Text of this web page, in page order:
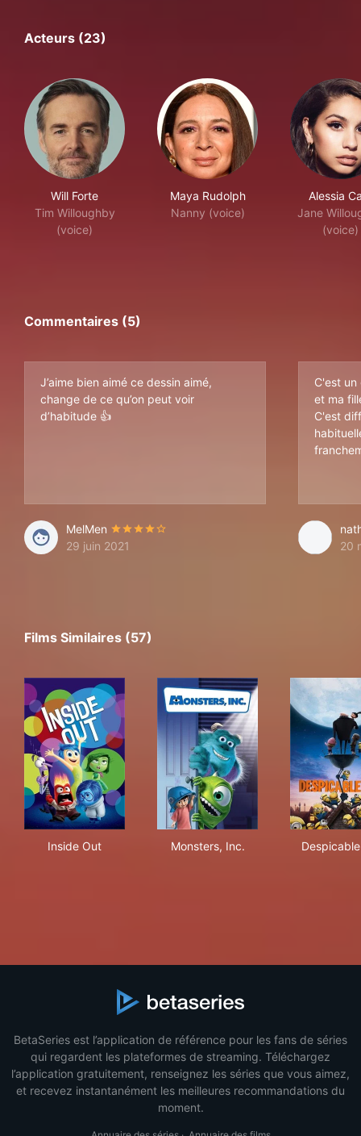
Acteurs (23)
Will Forte
Tim Willoughby
(voice)
Maya Rudolph
Nanny (voice)
Alessia
Jane
(voice)
Commentaires (5)
J’aime bien aimé ce dessin aimé,
change de ce qu’on peut voir
d’habitude 👍
MelMen
29 juin 2021
C'est un
et ma
C'est
20
Films Similaires (57)
Inside Out Monsters, Inc.
BetaSeries est l’application de référence pour les fans de séries
qui regardent les plateformes de streaming. Téléchargez
l’application gratuitement, renseignez les séries que vous aimez,
et recevez instantanément les meilleures recommandations du
moment.